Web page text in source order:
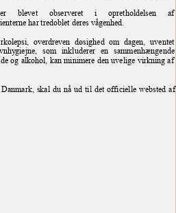
er blevet observeret i opretholdelsen af
har tredoblet deres vågenhed.
overdreven døsighed om dagen,
uventet
giejne, som inkluderer en sammenhængende
og alkohol, kan minimere den uvelige virkning af
skal du nå ud til det officielle websted af